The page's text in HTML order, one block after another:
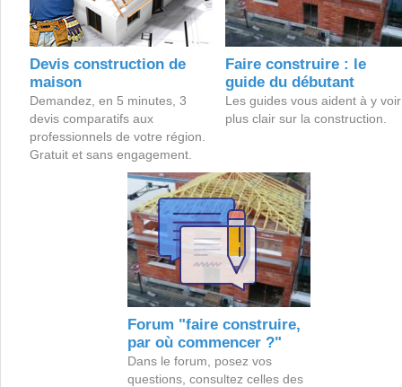
Devis construction de
maison
Demandez, en 5 minutes, 3
devis comparatifs aux
professionnels de votre région.
Gratuit et sans engagement.
Faire construire : le
guide du débutant
Les guides vous aident à y voir
plus clair sur la construction.
Forum "faire construire,
par où commencer ?"
Dans le forum, posez vos
questions, consultez celles des